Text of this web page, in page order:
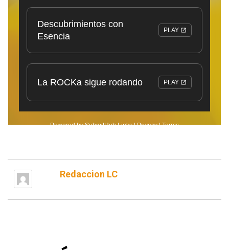
Redaccion LC